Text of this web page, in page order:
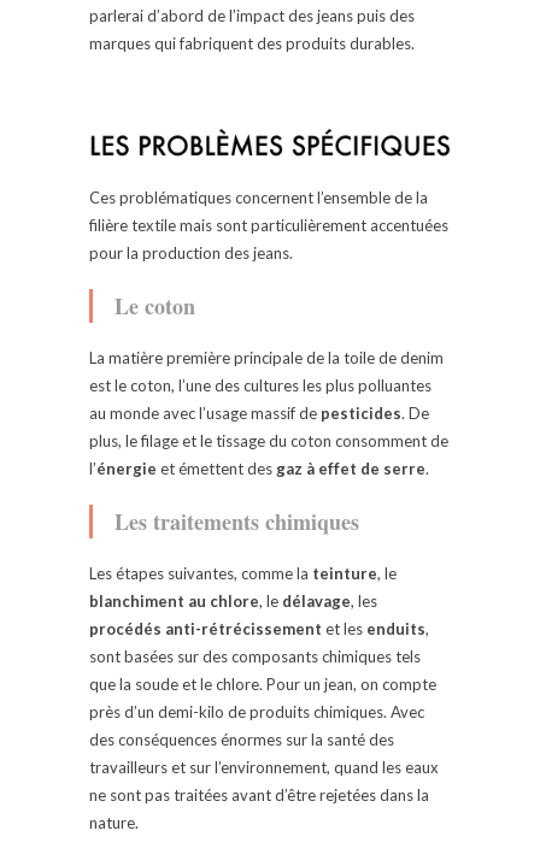
parlerai d’abord de l’impact des jeans puis des
marques qui fabriquent des produits durables.
Ces problématiques concernent l’ensemble de la
filière textile mais sont particulièrement accentuées
pour la production des jeans.
Le coton
La matière première principale de la toile de denim
est le coton, l’une des cultures les plus polluantes
au monde avec l’usage massif de pesticides. De
plus, le filage et le tissage du coton consomment de
l’énergie et émettent des gaz à effet de serre.
Les traitements chimiques
Les étapes suivantes, comme la teinture, le
blanchiment au chlore, le délavage, les
procédés anti-rétrécissement et les enduits,
sont basées sur des composants chimiques tels
que la soude et le chlore. Pour un jean, on compte
près d’un demi-kilo de produits chimiques. Avec
des conséquences énormes sur la santé des
travailleurs et sur l’environnement, quand les eaux
ne sont pas traitées avant d’être rejetées dans la
nature.